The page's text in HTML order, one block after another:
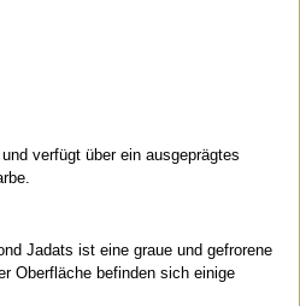
verfügt über ein ausgeprägtes
Jadats ist eine graue und gefrorene
Oberfläche befinden sich einige